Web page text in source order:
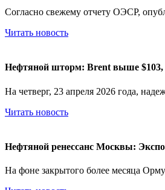
Согласно свежему отчету ОЭСР,
Читать новость
Нефтяной шторм: Brent выше $103,
На четверг, 23 апреля 2026 года,
Читать новость
Нефтяной ренессанс Москвы:
На фоне закрытого более месяца